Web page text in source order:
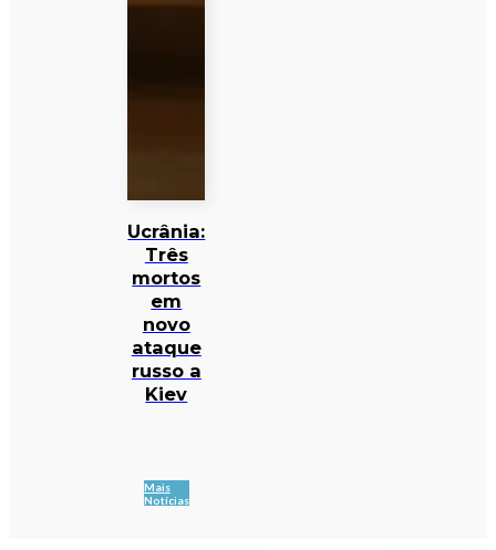
Ucrânia:
Três
mortos
em
novo
ataque
russo a
Kiev
Mais
Notícias